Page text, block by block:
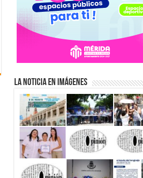
La Noticia en Imágenes